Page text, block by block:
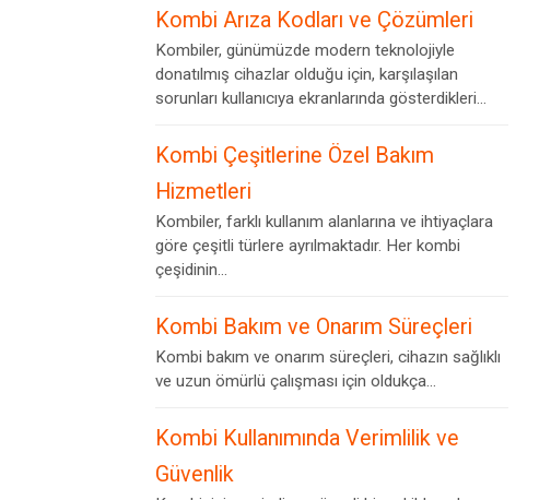
Kombi Arıza Kodları ve Çözümleri
Kombiler, günümüzde modern teknolojiyle
donatılmış cihazlar olduğu için, karşılaşılan
sorunları kullanıcıya ekranlarında gösterdikleri...
Kombi Çeşitlerine Özel Bakım
Hizmetleri
Kombiler, farklı kullanım alanlarına ve ihtiyaçlara
göre çeşitli türlere ayrılmaktadır. Her kombi
çeşidinin...
Kombi Bakım ve Onarım Süreçleri
Kombi bakım ve onarım süreçleri, cihazın sağlıklı
ve uzun ömürlü çalışması için oldukça...
Kombi Kullanımında Verimlilik ve
Güvenlik